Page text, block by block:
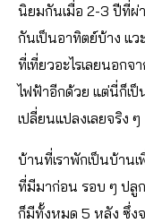
นิยมกันเมื่อ 2-3 ปีที่ผ่
กันเป็นอาทิตย์บ้าง แว
ที่เที่ยวอะไรเลยนอก
ไฟฟ้าอีกด้วย แต่นี่ก็เป็
เปลี่ยนแปลงเลยจริง ๆ
บ้านที่เราพักเป็นบ้าน
ที่มีมาก่อน รอบ ๆ ปลู
ก็มีทั้งหมด 5 หลัง ซึ่ง